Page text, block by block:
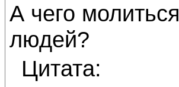
А чего
людей?
Цитата: